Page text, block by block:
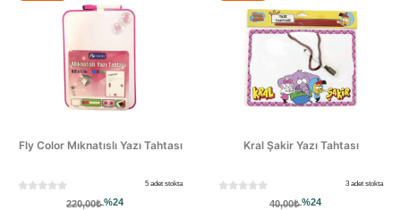
Fly Color Mıknatıslı Yazı Tahtası
5 adet stokta
220,00₺%24
Kral Şakir Yazı Tahtası
3 adet stokta
40,00₺%24